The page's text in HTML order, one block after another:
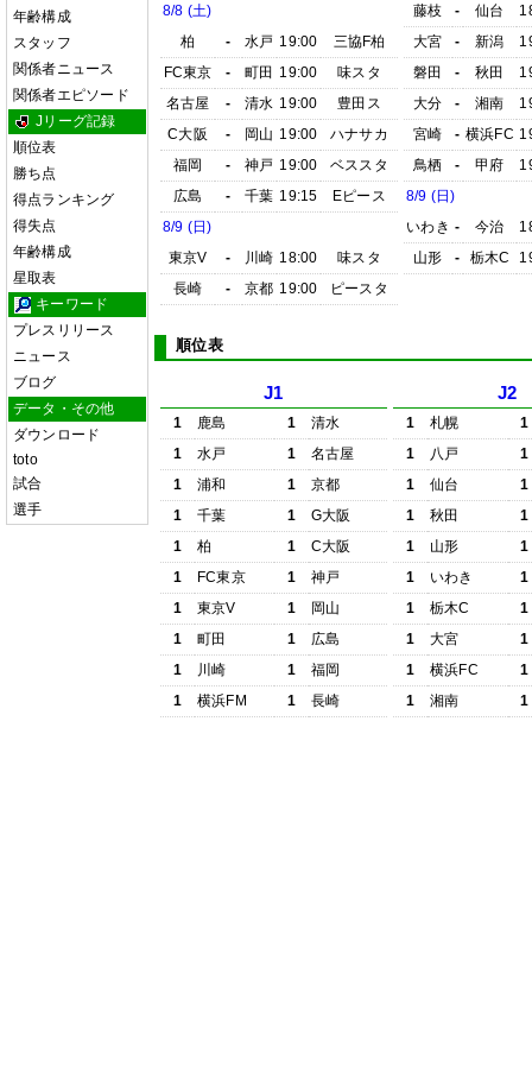
年齢構成
スタッフ
関係者ニュース
関係者エピソード
Jリーグ記録
順位表
勝ち点
得点ランキング
得失点
年齢構成
星取表
キーワード
プレスリリース
ニュース
ブログ
データ・その他
ダウンロード
toto
試合
選手
8/8 (土)
柏
- 水戸 19:00
三協F柏
FC東京
- 町田 19:00
味スタ
名古屋
- 清水 19:00
豊田ス
C大阪
- 岡山 19:00
ハナサカ
福岡
- 神戸 19:00
ベススタ
広島
- 千葉 19:15
Eピース
8/9 (日)
東京V
- 川崎 18:00
味スタ
長崎
- 京都 19:00 ピースタ
藤枝
- 仙台
大宮
- 新潟
磐田
- 秋田
大分
- 湘南
宮崎
- 横浜FC
鳥栖
- 甲府
8/9 (日)
いわき - 今治
山形
- 栃木C
順位表
J1
1 鹿島 1
清水
1
水戸 1
名古屋
1
浦和 1
京都
1
千葉 1
G大阪
1
柏 1
C大阪
1
FC東京 1
神戸
1
東京V 1
岡山
1
町田 1
広島
1
川崎 1
福岡
1
横浜FM 1 長崎
J2
1 札幌
1
1
八戸
1
1
仙台
1
1
秋田
1
1
山形
1
1
いわき
1
1
栃木C
1
1
大宮
1
1
横浜FC
1
1
湘南 1